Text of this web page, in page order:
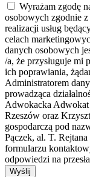
Wyrażam zgodę
osobowych zgodnie
realizacji usług
celach
danych osobowych
/a, że przysługuje mi
ich poprawiania,
Administratorem
prowadząca
Adwokacka Adwokat
Rzeszów oraz
gospodarczą pod
Pączek, al. T.
formularzu
odpowiedzi na
Wyślij